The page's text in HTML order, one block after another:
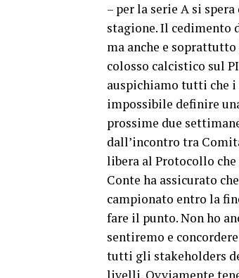
– per la serie A si
stagione. Il cedimento
ma anche e
colosso calcistico sul
auspichiamo tutti che i
impossibile definire
prossime due
dall’incontro tra
libera al Protocollo
Conte ha assicurato
campionato entro la
fare il punto. Non ho
sentiremo e
tutti gli stakeholders